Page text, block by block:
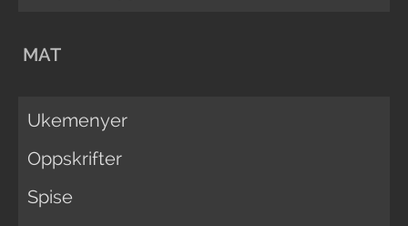
MAT
Ukemenyer
Oppskrifter
Spise